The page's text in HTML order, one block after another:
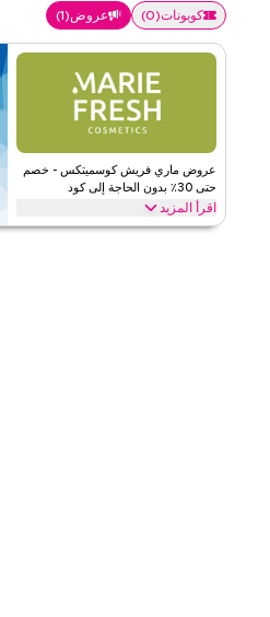
كوبونات(
0
) عروض(
1
)
عروض ماري فريش كوسميتكس - خصم
حتى 30٪ بدون الحاجة إلى كود
اقرأ المزيد
عروض حصرية تصل